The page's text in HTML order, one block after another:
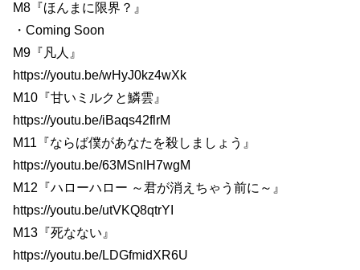
M8『ほんまに限界？』
・Coming Soon
M9『凡人』
https://youtu.be/wHyJ0kz4wXk
M10『甘いミルクと鱗雲』
https://youtu.be/iBaqs42flrM
M11『ならば僕があなたを殺しましょう』
https://youtu.be/63MSnlH7wgM
M12『ハローハロー ～君が消えちゃう前に～』
https://youtu.be/utVKQ8qtrYI
M13『死なない』
https://youtu.be/LDGfmidXR6U